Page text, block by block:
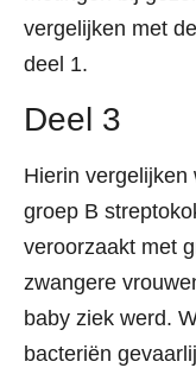
vergelijken met
deel 1.
Deel 3
Hierin
groep B
veroorzaakt met
zwangere
baby ziek werd.
bacteriën